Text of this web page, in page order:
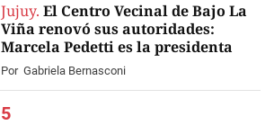
Jujuy. El Centro Vecinal de Bajo La
Viña renovó sus autoridades:
Marcela Pedetti es la presidenta
Por Gabriela Bernasconi